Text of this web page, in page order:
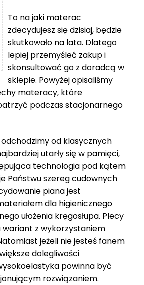
To na jaki materac
zdecydujesz się dzisiaj, będzie
skutkowało na lata. Dlatego
lepiej przemyśleć zakup i
skonsultować go z doradcą w
sklepie. Powyżej opisaliśmy
materacy, które
podczas stacjonarnego
od klasycznych
utarły się w pamięci,
technologia pod kątem
Państwu szereg cudownych
piana jest
dla higienicznego
ułożenia kręgosłupa. Plecy
wariant z wykorzystaniem
jeżeli nie jesteś fanem
dolegliwości
powinna być
rozwiązaniem.